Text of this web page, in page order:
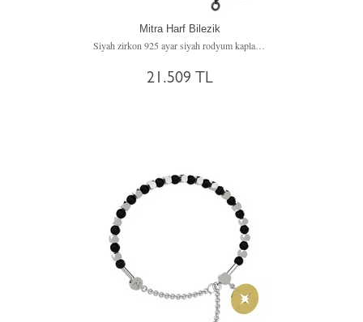
Mitra Harf Bilezik
Siyah zirkon 925 ayar siyah rodyum kaplama gümüş bilezik
21.509 TL